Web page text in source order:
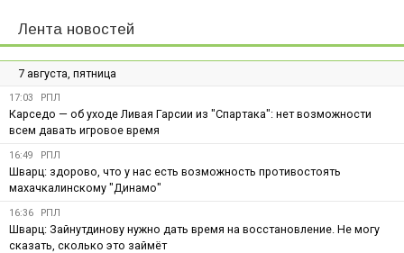
Лента новостей
7 августа, пятница
17:03 РПЛ
Карседо — об уходе Ливая Гарсии из "Спартака": нет возможности
всем давать игровое время
16:49 РПЛ
Шварц: здорово, что у нас есть возможность противостоять
махачкалинскому "Динамо"
16:36 РПЛ
Шварц: Зайнутдинову нужно дать время на восстановление. Не могу
сказать, сколько это займёт